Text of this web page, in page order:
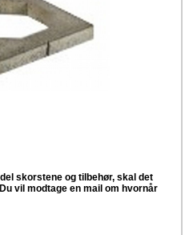
skorstene og tilbehør, skal det
Du vil modtage en mail om hvornår